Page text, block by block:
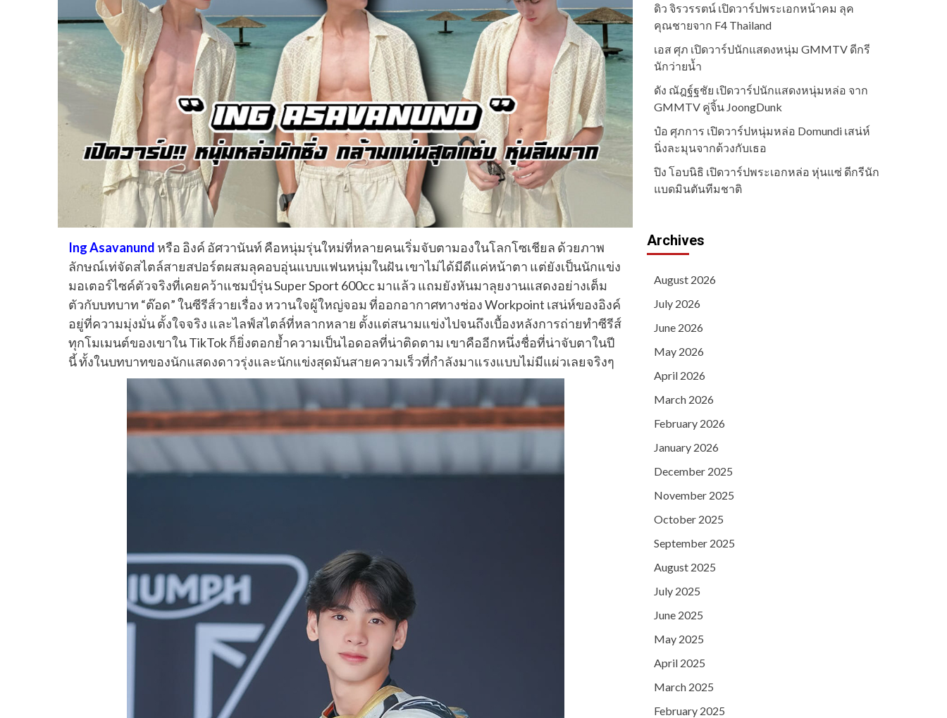
Ing Asavanund หรือ อิงค์ อัศวานันท์ คือหนุ่มรุ่นใหม่ที่หลายคนเริ่มจับตามองในโลกโซเชียล ด้วยภาพ
ลักษณ์เท่จัดสไตล์สายสปอร์ตผสมลุคอบอุ่นแบบแฟนหนุ่มในฝัน เขาไม่ได้มีดีแค่หน้าตา แต่ยังเป็นนักแข่ง
มอเตอร์ไซค์ตัวจริงที่เคยคว้าแชมป์รุ่น Super Sport 600cc มาแล้ว แถมยังหันมาลุยงานแสดงอย่างเต็ม
ตัวกับบทบาท “ต๊อด” ในซีรีส์วายเรื่อง หวานใจผู้ใหญ่จอม ที่ออกอากาศทางช่อง Workpoint เสน่ห์ของอิงค์
อยู่ที่ความมุ่งมั่น ตั้งใจจริง และไลฟ์สไตล์ที่หลากหลาย ตั้งแต่สนามแข่งไปจนถึงเบื้องหลังการถ่ายทำซีรีส์
ทุกโมเมนต์ของเขาใน TikTok ก็ยิ่งตอกย้ำความเป็นไอดอลที่น่าติดตาม เขาคืออีกหนึ่งชื่อที่น่าจับตาในปี
นี้ ทั้งในบทบาทของนักแสดงดาวรุ่งและนักแข่งสุดมันสายความเร็วที่กำลังมาแรงแบบไม่มีแผ่วเลยจริงๆ
ดิว จิรวรรตน์ เปิดวาร์ปพระเอกหน้าคม ลุค
คุณชายจาก F4 Thailand
เอส ศุภ เปิดวาร์ปนักแสดงหนุ่ม GMMTV ดีกรี
นักว่ายน้ำ
ดัง ณัฎฐ์ฐชัย เปิดวาร์ปนักแสดงหนุ่มหล่อ จาก
GMMTV คู่จิ้น JoongDunk
ป๋อ ศุภการ เปิดวาร์ปหนุ่มหล่อ Domundi เสน่ห์
นิ่งละมุนจากด้วงกับเธอ
ปิง โอบนิธิ เปิดวาร์ปพระเอกหล่อ หุ่นแซ่ ดีกรีนัก
แบดมินตันทีมชาติ
Archives
August 2026
July 2026
June 2026
May 2026
April 2026
March 2026
February 2026
January 2026
December 2025
November 2025
October 2025
September 2025
August 2025
July 2025
June 2025
May 2025
April 2025
March 2025
February 2025